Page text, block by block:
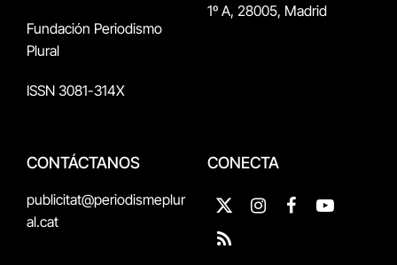
Fundación Periodismo
Plural
ISSN 3081-314X
1º A, 28005, Madrid
CONTÁCTANOS
publicitat@periodismeplur
al.cat
CONECTA
X
(Twitter)
InstagramFacebookYouTube
RSS